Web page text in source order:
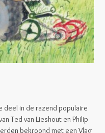
deel in de razend populaire
Ted van Lieshout en Philip
bekroond met een Vlag